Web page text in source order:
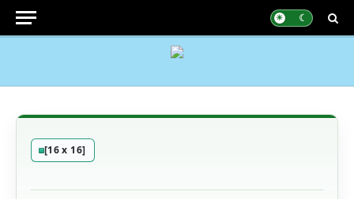
[16 x 16]